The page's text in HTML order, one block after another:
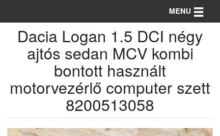
MENU Toggle
Dacia Logan 1.5 DCI négy
ajtós sedan MCV kombi
bontott használt
motorvezérlő computer szett
8200513058